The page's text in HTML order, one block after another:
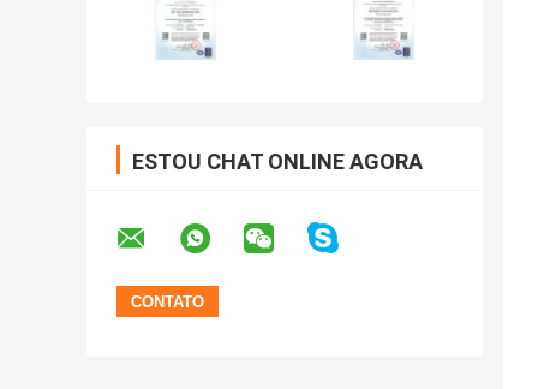
ESTOU CHAT ONLINE AGORA